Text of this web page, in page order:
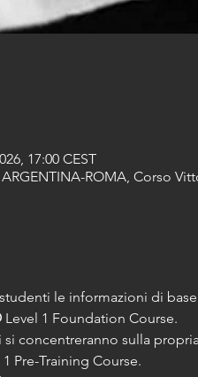
17:00 CEST
ROMA, Corso
le informazioni di
Level 1 Foundation Course.
concentreranno sulla
Pre-Training Course.